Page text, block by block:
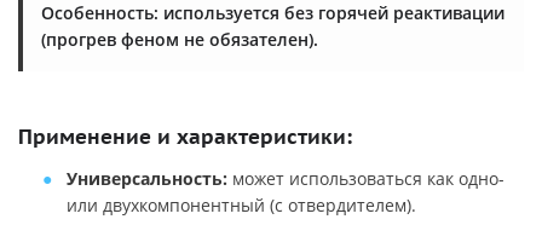
Особенность: используется без горячей реактивации
(прогрев феном не обязателен).
Применение и характеристики:
Универсальность: может использоваться как одно-
или двухкомпонентный (с отвердителем).